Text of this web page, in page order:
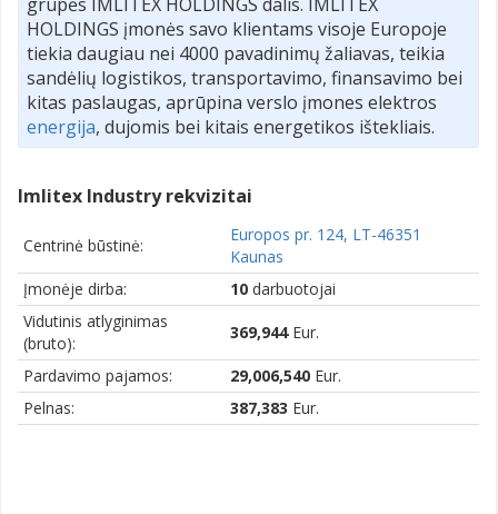
HOLDINGS įmonės savo klientams visoje Europoje
tiekia daugiau nei 4000 pavadinimų žaliavas, teikia
sandėlių logistikos, transportavimo, finansavimo bei
kitas paslaugas, aprūpina verslo įmones elektros
energija, dujomis bei kitais energetikos ištekliais.
Imlitex Industry rekvizitai
Centrinė būstinė:
Europos pr. 124, LT-46351
Kaunas
Įmonėje dirba:
10 darbuotojai
Vidutinis atlyginimas
(bruto):
369,944Eur.
Pardavimo pajamos: 29,006,540 Eur.
Pelnas:
387,383 Eur.